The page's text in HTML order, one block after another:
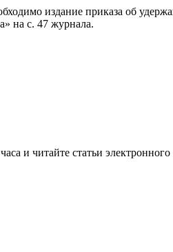
издание приказа об
на с. 47 журнала.
и читайте статьи